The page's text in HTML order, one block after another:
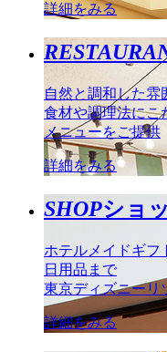
詳細をみる
自然と調和した雰
食材や調理法にこ
メニューをご提供
詳細をみる
SHOPショ
ホテルメイドギフ
日用品まで
東京ディズニーリ
詳細をみる